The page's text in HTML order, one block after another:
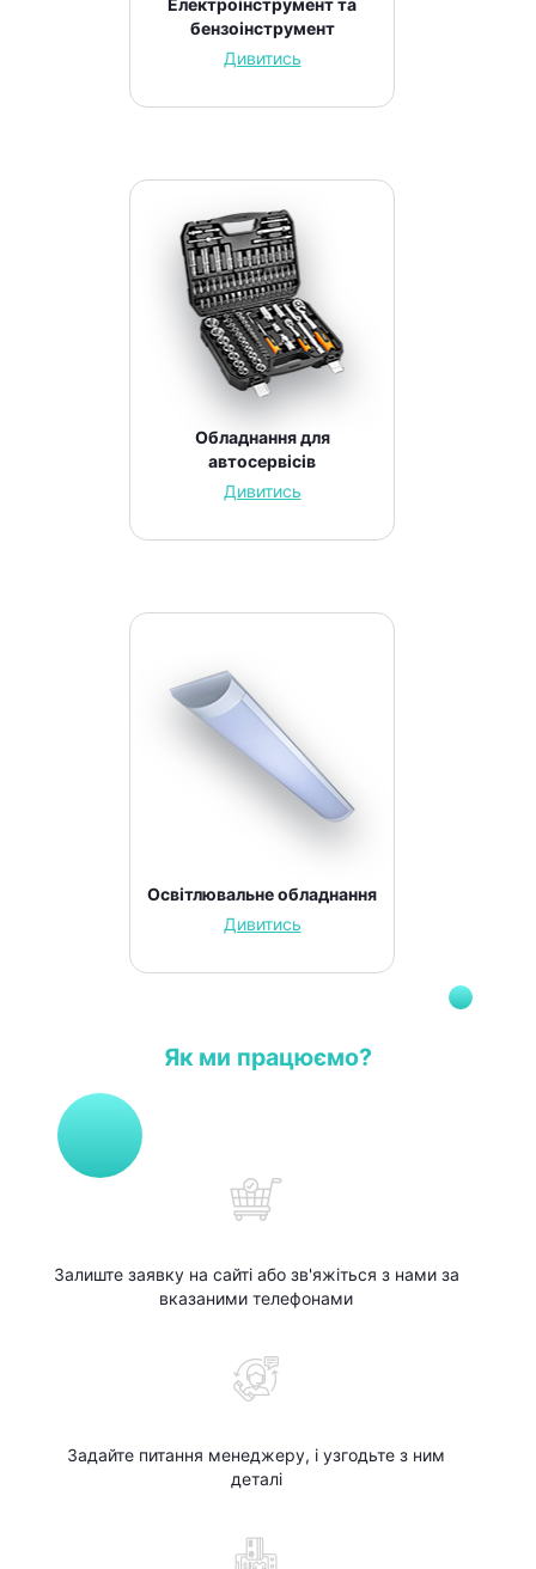
бензоінструмент
Дивитись
Обладнання для
автосервісів
Дивитись
Освітлювальне обладнання
Дивитись
Як ми працюємо?
Залиште заявку на сайті або зв'яжіться з нами за
вказаними телефонами
Задайте питання менеджеру, і узгодьте з ним
деталі